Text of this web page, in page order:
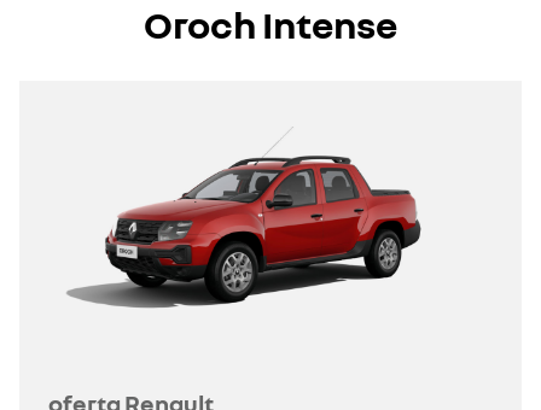
Oroch Intense
oferta Renault